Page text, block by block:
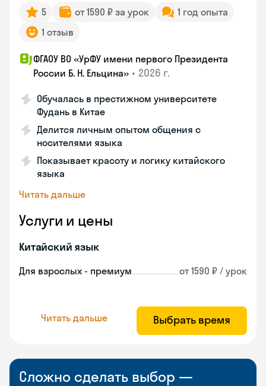
5 от 1590 ₽ за урок
1 год опыта
1 отзыв
ФГАОУ ВО «УрФУ имени первого Президента
России Б. Н. Ельцина» • 2026 г.
Обучалась в престижном университете
Фудань в Китае
Делится личным опытом общения с
носителями языка
Показывает красоту и логику китайского
языка
Читать дальше
Услуги и цены
Китайский язык
Для взрослых - премиум от 1590 ₽ / урок
Читать дальше Выбрать время
Сложно сделать выбор —